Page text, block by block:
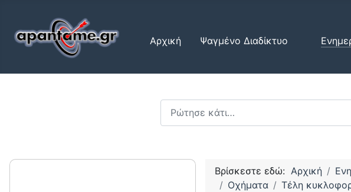
Αρχική Ψαγμένο Διαδίκτυο
Αναζήτηση...
Βρίσκεστε εδώ: Αρχική
Οχήματα
Τέλη